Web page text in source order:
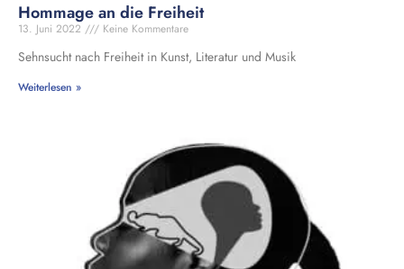
Hommage an die Freiheit
13. Juni 2022 Keine Kommentare
Sehnsucht nach Freiheit in Kunst, Literatur und Musik
Weiterlesen »